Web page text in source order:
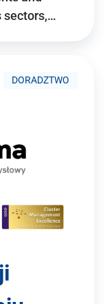
sectors,…
DORADZTWO